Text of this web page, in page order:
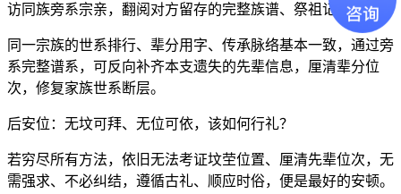
访同族旁系宗亲，翻阅对方留存的完整族谱、祭祖记录。
同一宗族的世系排行、辈分用字、传承脉络基本一致，通过旁
系完整谱系，可反向补齐本支遗失的先辈信息，厘清辈分位
次，修复家族世系断层。
后安位：无坟可拜、无位可依，该如何行礼？
若穷尽所有方法，依旧无法考证坟茔位置、厘清先辈位次，无
需强求、不必纠结，遵循古礼、顺应时俗，便是最好的安顿。